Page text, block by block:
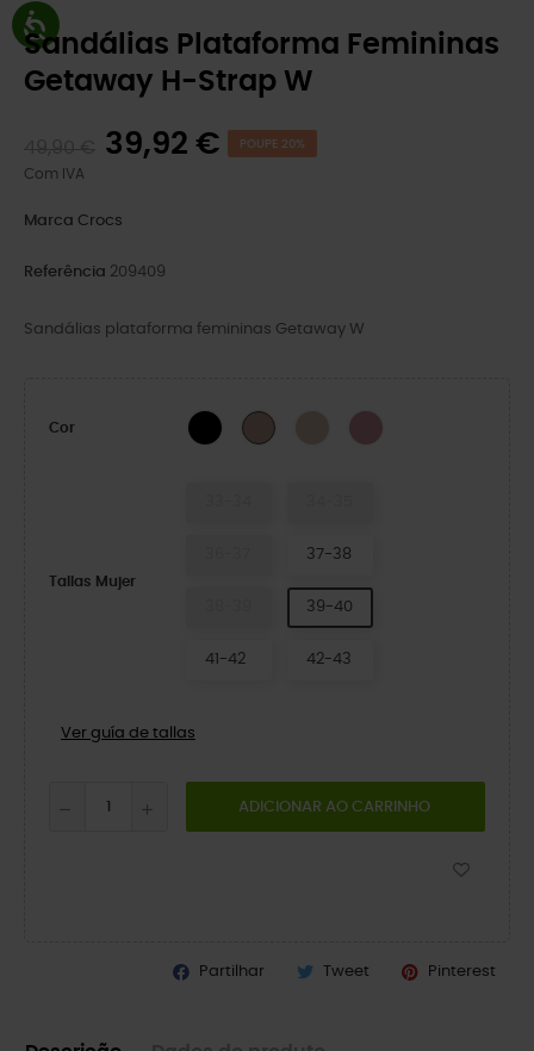
Sandálias Plataforma Femininas
Getaway H-Strap W
39,92 € POUPE 20%
Com IVA
Marca Crocs
Referência 209409
Sandálias plataforma femininas Getaway W
Cor BLACK Bandana Cassis
Tallas Mujer
37-38
39-40
41-42 42-43
Ver guía de tallas
ADICIONAR AO CARRINHO
Partilhar Tweet Pinterest